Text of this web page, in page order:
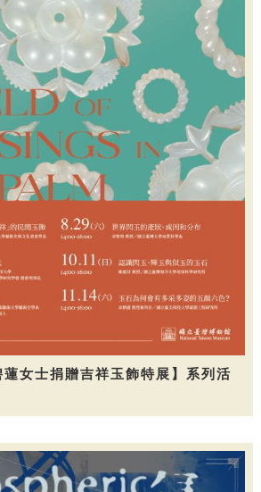
女士捐贈吉祥玉飾特展】系列活